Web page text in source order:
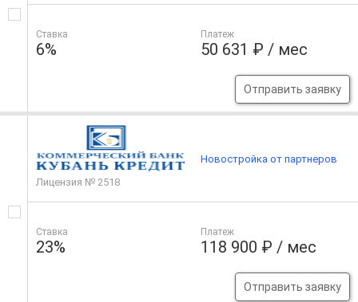
Ставка
6%
Платеж
50 631 ₽ / мес
Отправить заявку
Лицензия № 2518
Ставка
23%
Платеж
118 900 ₽ / мес
Отправить заявку
Новостройка от партнеров